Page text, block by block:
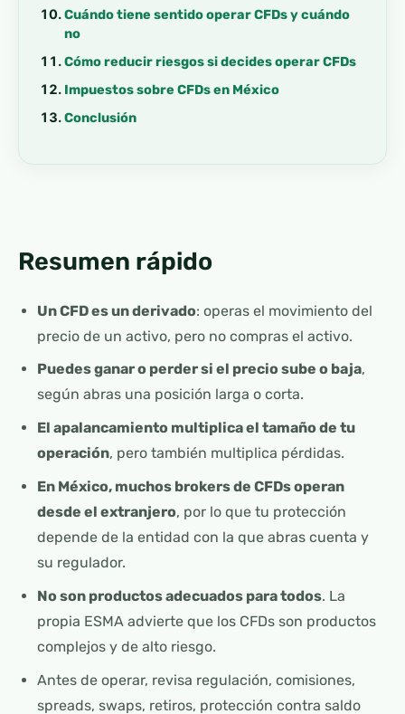
Cuándo tiene sentido operar CFDs y cuándo
no
Cómo reducir riesgos si decides operar CFDs
Impuestos sobre CFDs en México
Conclusión
Resumen rápido
Un CFD es un derivado: operas el movimiento del
precio de un activo, pero no compras el activo.
Puedes ganar o perder si el precio sube o baja,
según abras una posición larga o corta.
El apalancamiento multiplica el tamaño de tu
operación, pero también multiplica pérdidas.
En México, muchos brokers de CFDs operan
desde el extranjero, por lo que tu protección
depende de la entidad con la que abras cuenta y
su regulador.
No son productos adecuados para todos. La
propia ESMA advierte que los CFDs son productos
complejos y de alto riesgo.
Antes de operar, revisa regulación, comisiones,
spreads, swaps, retiros, protección contra saldo